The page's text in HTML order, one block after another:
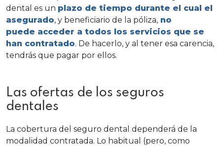
dental es un plazo de tiempo durante el cual el
asegurado, y beneficiario de la póliza, no
puede acceder a todos los servicios que se
han contratado. De hacerlo, y al tener esa carencia,
tendrás que pagar por ellos.
Las ofertas de los seguros
dentales
La cobertura del seguro dental dependerá de la
modalidad contratada. Lo habitual (pero, como